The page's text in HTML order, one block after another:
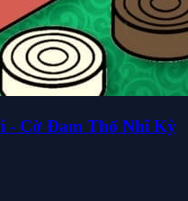
- Cờ Đam Thổ Nhĩ Kỳ